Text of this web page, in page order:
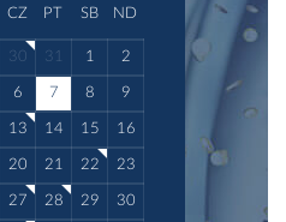
CZ PT SB ND
30 31 1 2
6 7 8 9
13 14 15 16
20 21 22 23
27 28 29 30